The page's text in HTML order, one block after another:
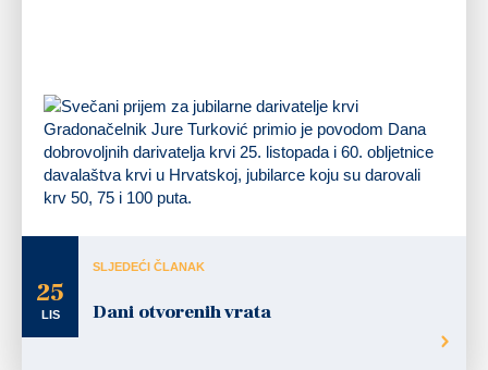
Gradonačelnik Jure Turković primio je povodom Dana
dobrovoljnih darivatelja krvi 25. listopada i 60. obljetnice
davalaštva krvi u Hrvatskoj, jubilarce koju su darovali
krv 50, 75 i 100 puta.
25
LIS
SLJEDEĆI ČLANAK
Dani otvorenih vrata